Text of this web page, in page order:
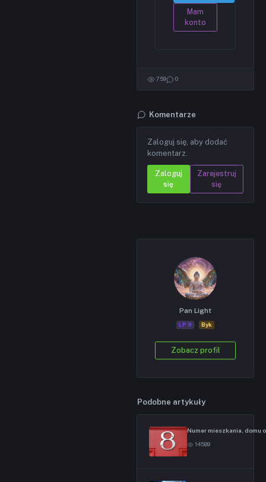
Mam
konto
759 0
Komentarze
Zaloguj się, aby dodać
komentarz.
Zaloguj
się
Zarejestruj
się
Pan Light
LP 9 Byk
Zobacz profil
Podobne artykuły
Numer mieszkania, domu
14589